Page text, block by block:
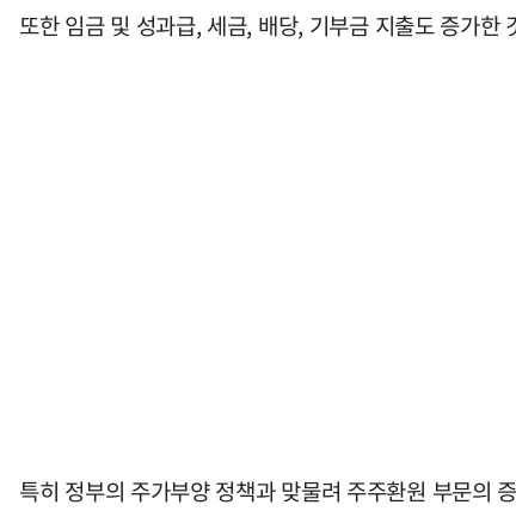
또한 임금 및 성과급, 세금, 배당, 기부금 지출도 증가한
특히 정부의 주가부양 정책과 맞물려 주주환원 부문의